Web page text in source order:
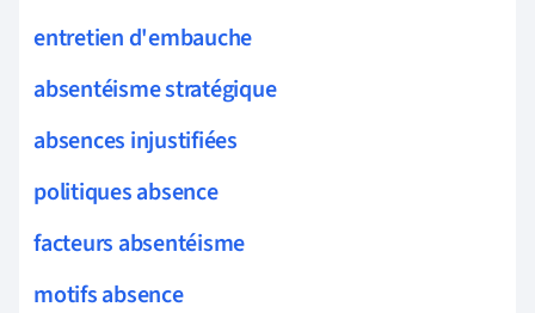
entretien d'embauche
absentéisme stratégique
absences injustifiées
politiques absence
facteurs absentéisme
motifs absence